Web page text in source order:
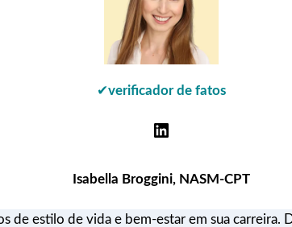
✔verificador de fatos
Isabella Broggini, NASM-CPT
de estilo de vida e bem-estar em sua carreira.